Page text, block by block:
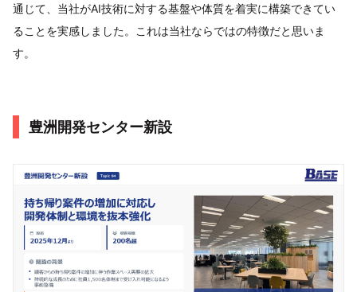
通じて、当社がAI技術に対する基盤や体質を着実に構築できてい
ることを実感しました。これは当社ならではの特徴だと思いま
す。
豊洲開発センター新設